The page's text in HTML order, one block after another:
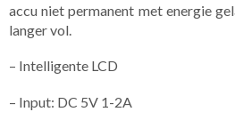
accu niet permanent met energie
langer vol.
– Intelligente LCD
– Input: DC 5V 1-2A